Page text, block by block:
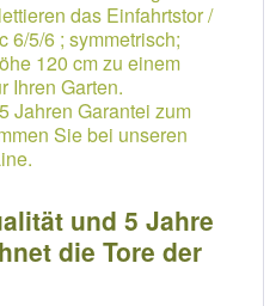
das Einfahrtstor /
6/5/6 ; symmetrisch;
120 cm zu einem
Ihren Garten.
Jahren Garantei zum
Sie bei unseren
und 5 Jahre
die Tore der